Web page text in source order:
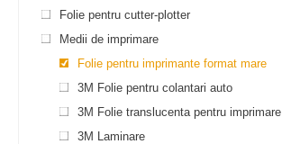
Folie pentru cutter-plotter
Medii de imprimare
Folie pentru imprimante format mare
3М Folie pentru colantari auto
3М Folie translucenta pentru imprimare
3М Laminare